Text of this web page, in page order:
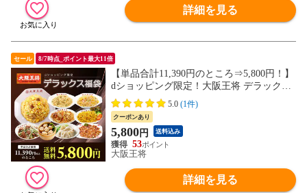
詳細を見る
セール 8/7時点_ポイント最大11倍
【単品合計11,390円のところ⇒5,800円！】
dショッピング限定！大阪王将 デラックス
福袋 ＜北海道・沖縄は別途追加送料＞ 餃
子 チャーハン お取り寄せ 冷凍食品 冷凍餃
子 ギフト 中華 惣菜
5.0 (1件)
クーポンあり
5,800円 送料込み
53
大阪王将
詳細を見る